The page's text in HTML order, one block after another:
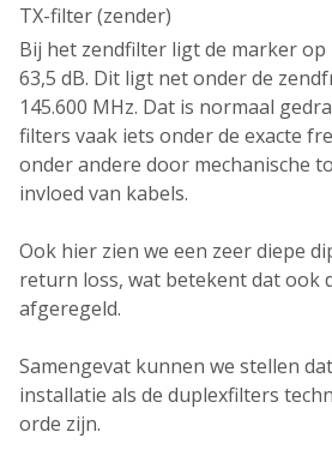
TX-filter (zender)
Bij het zendfilter ligt de marker op
63,5 dB. Dit ligt net onder de
145.600 MHz. Dat is normaal
filters vaak iets onder de exacte
onder andere door mechanische
invloed van kabels.
Ook hier zien we een zeer diepe
return loss, wat betekent dat ook
afgeregeld.
Samengevat kunnen we stellen dat
installatie als de duplexfilters
orde zijn.